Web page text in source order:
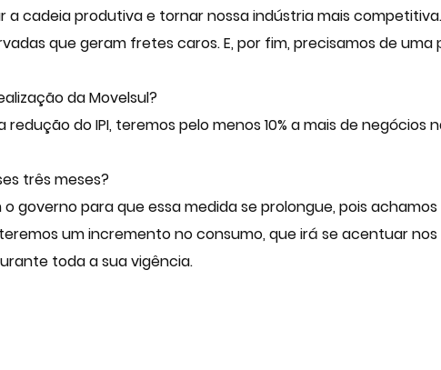
cadeia produtiva e tornar nossa indústria mais
que geram fretes caros. E, por fim, precisamos de
da Movelsul?
do IPI, teremos pelo menos 10% a mais de negócios
três meses?
governo para que essa medida se prolongue, pois
um incremento no consumo, que irá se acentuar
toda a sua vigência.